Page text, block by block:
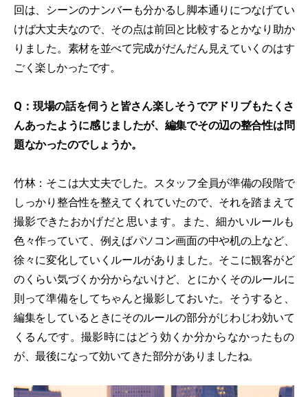
回は、シーンのナンバーも分かるし脚本通りにつなげてい
けば大丈夫なので、その点は前回と比較するとかなり助か
りました。素材を並べて完成がだんだん見えていくのはす
ごく楽しかったです。
Q：現場の話を伺うと皆さん楽しそうでアドリブもたくさ
んあったように感じましたが、編集でその辺の整合性は問
題なかったのでしょうか。
竹林：そこは大丈夫でした。スタッフ全員が準備の段階で
しっかり整合性を整えてくれていたので、それを踏まえて
撮影できたおかげだと思います。また、細かいルールも
色々作っていて、例えばパソコン画面の中や机の上など、
徐々に変化していくルールがありました。そこに観客がど
のくらい気づくか分からないけど、とにかくそのルールに
則って準備をしてちゃんと撮影しておいた。そうすると、
編集をしているときにそのルールの部分がじわじわ効いて
くるんです。撮影時にはどう効くか分からなかったもの
が、最後になって効いてきた部分がありましたね。